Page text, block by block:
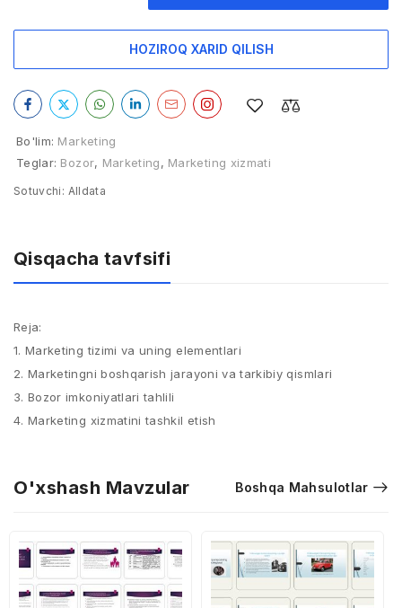
HOZIROQ XARID QILISH
Bo'lim: Marketing
Teglar: Bozor, Marketing, Marketing xizmati
Sotuvchi: Alldata
Qisqacha tavfsifi
Reja:
1. Marketing tizimi va uning elementlari
2. Marketingni boshqarish jarayoni va tarkibiy qismlari
3. Bozor imkoniyatlari tahlili
4. Marketing xizmatini tashkil etish
O'xshash Mavzular Boshqa Mahsulotlar